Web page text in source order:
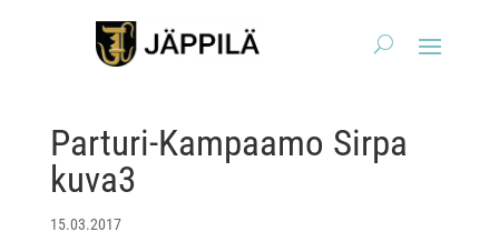
Parturi-Kampaamo Sirpa
kuva3
15.03.2017